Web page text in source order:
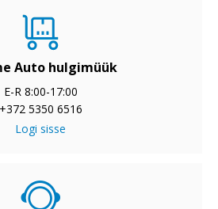
Auto hulgimüük
E-R 8:00-17:00
+372 5350 6516
Logi sisse